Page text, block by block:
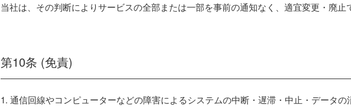
当社は、その判断によりサービスの全部または一部を事前の通知なく、適宜変更・廃止
第10条 (免責)
1. 通信回線やコンピューターなどの障害によるシステムの中断・遅滞・中止・データの